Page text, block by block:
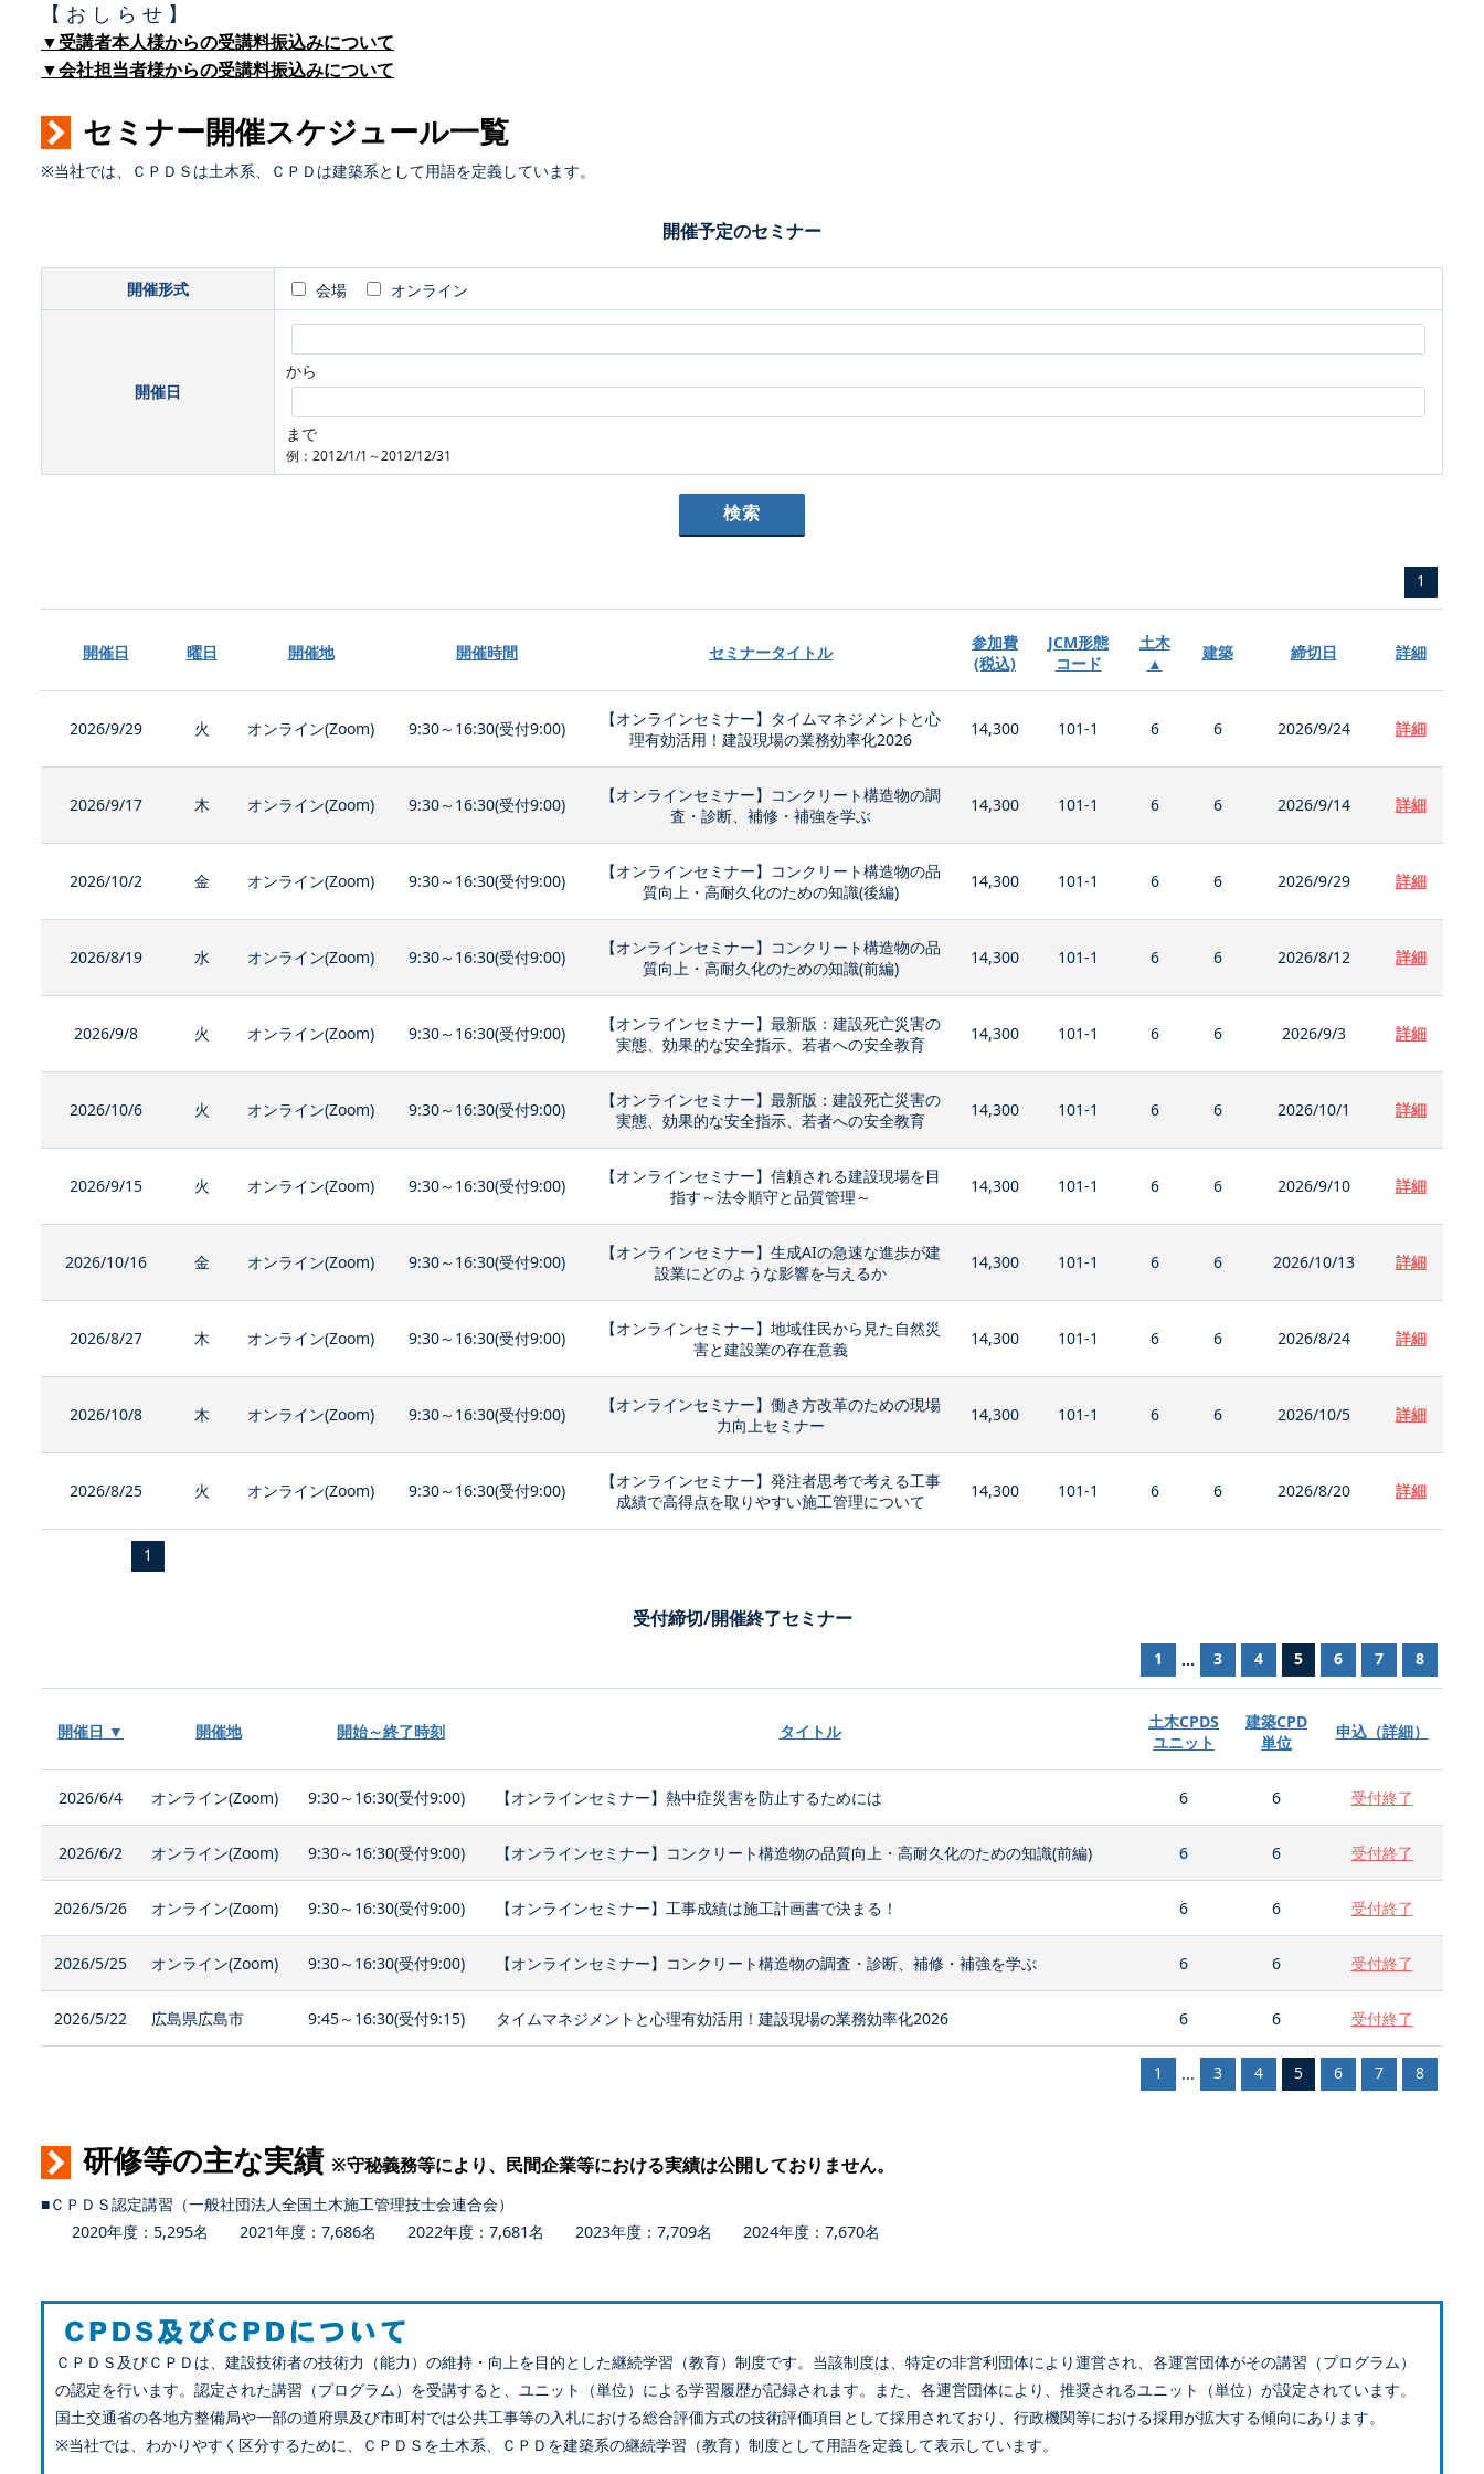
【 お し ら せ 】
▼受講者本人様からの受講料振込みについて
▼会社担当者様からの受講料振込みについて
セミナー開催スケジュール一覧
※当社では、ＣＰＤＳは土木系、ＣＰＤは建築系として用語を定義しています。
開催予定のセミナー
開催形式 会場 オンライン
開催日
から
まで
例：2012/1/1～2012/12/31
1
開催日 曜日 開催地 開催時間 セミナータイトル
参加費
(税込)
JCM形態
コード
土木
▲
建築 締切日 詳細
2026/9/29 火 オンライン(Zoom) 9:30～16:30(受付9:00)
【オンラインセミナー】タイムマネジメントと心
理有効活用！建設現場の業務効率化2026
14,300 101-1 6 6 2026/9/24 詳細
2026/9/17 木 オンライン(Zoom) 9:30～16:30(受付9:00)
【オンラインセミナー】コンクリート構造物の調
査・診断、補修・補強を学ぶ
14,300 101-1 6 6 2026/9/14 詳細
2026/10/2 金 オンライン(Zoom) 9:30～16:30(受付9:00)
【オンラインセミナー】コンクリート構造物の品
質向上・高耐久化のための知識(後編)
14,300 101-1 6 6 2026/9/29 詳細
2026/8/19 水 オンライン(Zoom) 9:30～16:30(受付9:00)
【オンラインセミナー】コンクリート構造物の品
質向上・高耐久化のための知識(前編)
14,300 101-1 6 6 2026/8/12 詳細
2026/9/8 火 オンライン(Zoom) 9:30～16:30(受付9:00)
【オンラインセミナー】最新版：建設死亡災害の
実態、効果的な安全指示、若者への安全教育
14,300 101-1 6 6 2026/9/3 詳細
2026/10/6 火 オンライン(Zoom) 9:30～16:30(受付9:00)
【オンラインセミナー】最新版：建設死亡災害の
実態、効果的な安全指示、若者への安全教育
14,300 101-1 6 6 2026/10/1 詳細
2026/9/15 火 オンライン(Zoom) 9:30～16:30(受付9:00)
【オンラインセミナー】信頼される建設現場を目
指す～法令順守と品質管理～
14,300 101-1 6 6 2026/9/10 詳細
2026/10/16 金 オンライン(Zoom) 9:30～16:30(受付9:00)
【オンラインセミナー】生成AIの急速な進歩が建
設業にどのような影響を与えるか
14,300 101-1 6 6 2026/10/13 詳細
2026/8/27 木 オンライン(Zoom) 9:30～16:30(受付9:00)
【オンラインセミナー】地域住民から見た自然災
害と建設業の存在意義
14,300 101-1 6 6 2026/8/24 詳細
2026/10/8 木 オンライン(Zoom) 9:30～16:30(受付9:00)
【オンラインセミナー】働き方改革のための現場
力向上セミナー
14,300 101-1 6 6 2026/10/5 詳細
2026/8/25 火 オンライン(Zoom) 9:30～16:30(受付9:00)
【オンラインセミナー】発注者思考で考える工事
成績で高得点を取りやすい施工管理について
14,300 101-1 6 6 2026/8/20 詳細
1
受付締切/開催終了セミナー
1 ... 3 4 5 6 7 8
開催日 ▼ 開催地 開始～終了時刻 タイトル
土木CPDS
ユニット
建築CPD
単位
申込（詳細）
2026/6/4 オンライン(Zoom) 9:30～16:30(受付9:00) 【オンラインセミナー】熱中症災害を防止するためには 6 6 受付終了
2026/6/2 オンライン(Zoom) 9:30～16:30(受付9:00) 【オンラインセミナー】コンクリート構造物の品質向上・高耐久化のための知識(前編) 6 6 受付終了
2026/5/26 オンライン(Zoom) 9:30～16:30(受付9:00) 【オンラインセミナー】工事成績は施工計画書で決まる！ 6 6 受付終了
2026/5/25 オンライン(Zoom) 9:30～16:30(受付9:00) 【オンラインセミナー】コンクリート構造物の調査・診断、補修・補強を学ぶ 6 6 受付終了
2026/5/22 広島県広島市 9:45～16:30(受付9:15) タイムマネジメントと心理有効活用！建設現場の業務効率化2026 6 6 受付終了
1 ... 3 4 5 6 7 8
研修等の主な実績 ※守秘義務等により、民間企業等における実績は公開しておりません。
■ＣＰＤＳ認定講習（一般社団法人全国土木施工管理技士会連合会）
2020年度：5,295名 2021年度：7,686名 2022年度：7,681名 2023年度：7,709名 2024年度：7,670名
ＣＰＤＳ及びＣＰＤは、建設技術者の技術力（能力）の維持・向上を目的とした継続学習（教育）制度です。当該制度は、特定の非営利団体により運営され、各運営団体がその講習（プログラム）
の認定を行います。認定された講習（プログラム）を受講すると、ユニット（単位）による学習履歴が記録されます。また、各運営団体により、推奨されるユニット（単位）が設定されています。
国土交通省の各地方整備局や一部の道府県及び市町村では公共工事等の入札における総合評価方式の技術評価項目として採用されており、行政機関等における採用が拡大する傾向にあります。
※当社では、わかりやすく区分するために、ＣＰＤＳを土木系、ＣＰＤを建築系の継続学習（教育）制度として用語を定義して表示しています。